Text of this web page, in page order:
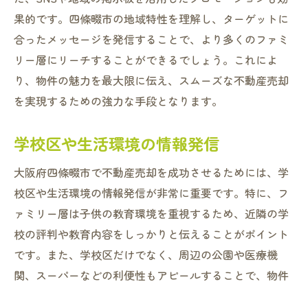
果的です。四條畷市の地域特性を理解し、ターゲットに
合ったメッセージを発信することで、より多くのファミ
リー層にリーチすることができるでしょう。これによ
り、物件の魅力を最大限に伝え、スムーズな不動産売却
を実現するための強力な手段となります。
学校区や生活環境の情報発信
大阪府四條畷市で不動産売却を成功させるためには、学
校区や生活環境の情報発信が非常に重要です。特に、フ
ァミリー層は子供の教育環境を重視するため、近隣の学
校の評判や教育内容をしっかりと伝えることがポイント
です。また、学校区だけでなく、周辺の公園や医療機
関、スーパーなどの利便性もアピールすることで、物件